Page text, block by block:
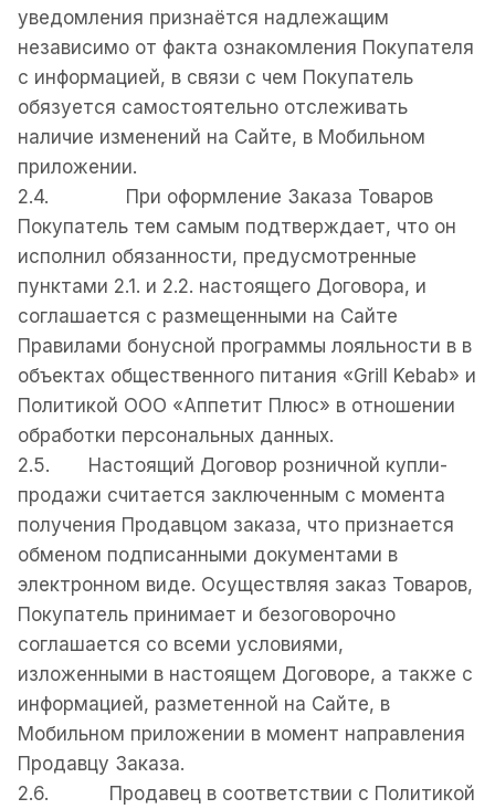
уведомления признаётся надлежащим
независимо от факта ознакомления Покупателя
с информацией, в связи с чем Покупатель
обязуется самостоятельно отслеживать
наличие изменений на Сайте, в Мобильном
приложении.
2.4. При оформление Заказа Товаров
Покупатель тем самым подтверждает, что он
исполнил обязанности, предусмотренные
пунктами 2.1. и 2.2. настоящего Договора, и
соглашается с размещенными на Сайте
Правилами бонусной программы лояльности в в
объектах общественного питания «Grill Kebab» и
Политикой ООО «Аппетит Плюс» в отношении
обработки персональных данных.
2.5. Настоящий Договop розничной купли-
продажи считается заключенным с момента
получения Продавцом заказа, что признается
обменом подписанными документами в
электронном виде. Осуществляя заказ Товаров,
Покупатель принимает и безоговорочно
соглашается со всеми условиями,
изложенными в настоящем Договоре, а также с
информацией, разметенной на Сайте, в
Мобильном приложении в момент направления
Продавцу Заказа.
2.6. Продавец в соответствии с Политикой